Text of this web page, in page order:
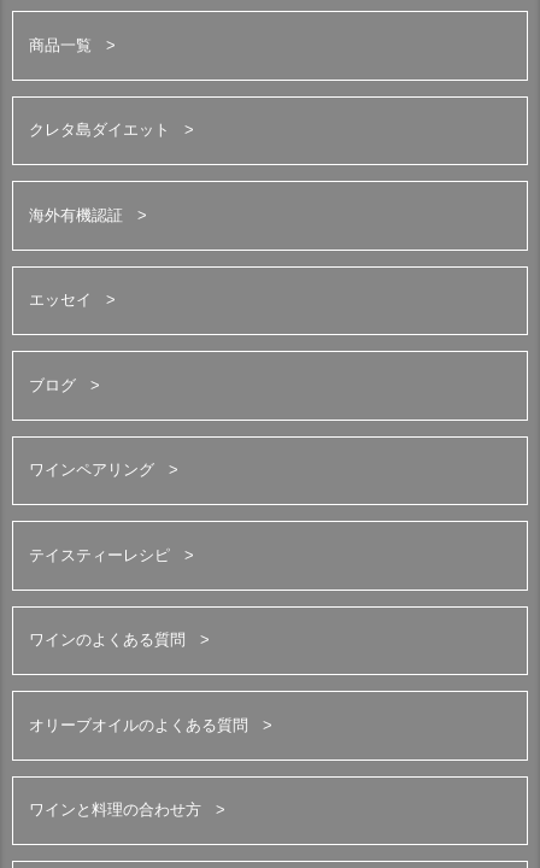
商品一覧
クレタ島ダイエット
海外有機認証
エッセイ
ブログ
ワインペアリング
テイスティーレシピ
ワインのよくある質問
オリーブオイルのよくある質問
ワインと料理の合わせ方